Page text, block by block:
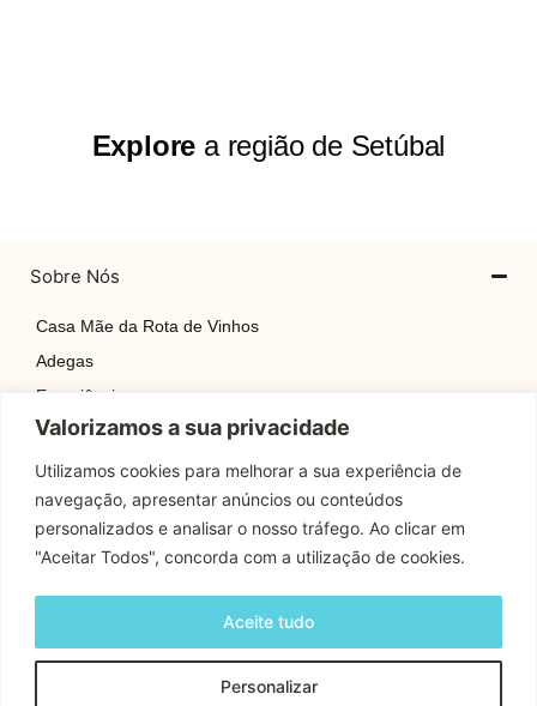
Valorizamos a sua privacidade
Utilizamos cookies para melhorar a sua experiência de
navegação, apresentar anúncios ou conteúdos
personalizados e analisar o nosso tráfego. Ao clicar em
"Aceitar Todos", concorda com a utilização de cookies.
Personalizar
Aceite tudo
Explore a região de Setúbal
Sobre Nós
Casa Mãe da Rota de Vinhos
Adegas
Experiências
Explore
Rotas
Contactos
Apoio Cliente